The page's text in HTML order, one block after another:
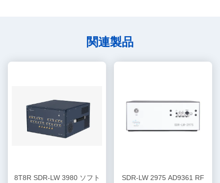
関連製品
8T8R SDR-LW 3980 ソフト
SDR-LW 2975 AD9361 RF